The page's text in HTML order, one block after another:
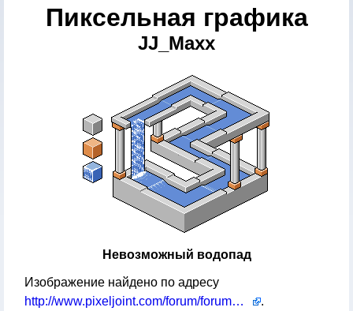
Пиксельная графика
JJ_Maxx
Невозможный водопад
Изображение найдено по адресу
http://www.pixeljoint.com/forum/forum_posts.asp?TID=5550
.